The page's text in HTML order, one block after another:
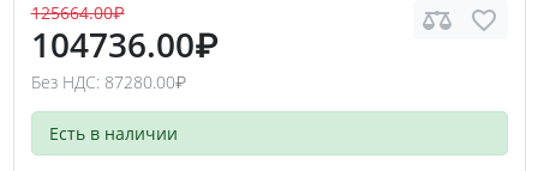
125664.00₽
104736.00₽
Без НДС: 87280.00₽
Есть в наличии